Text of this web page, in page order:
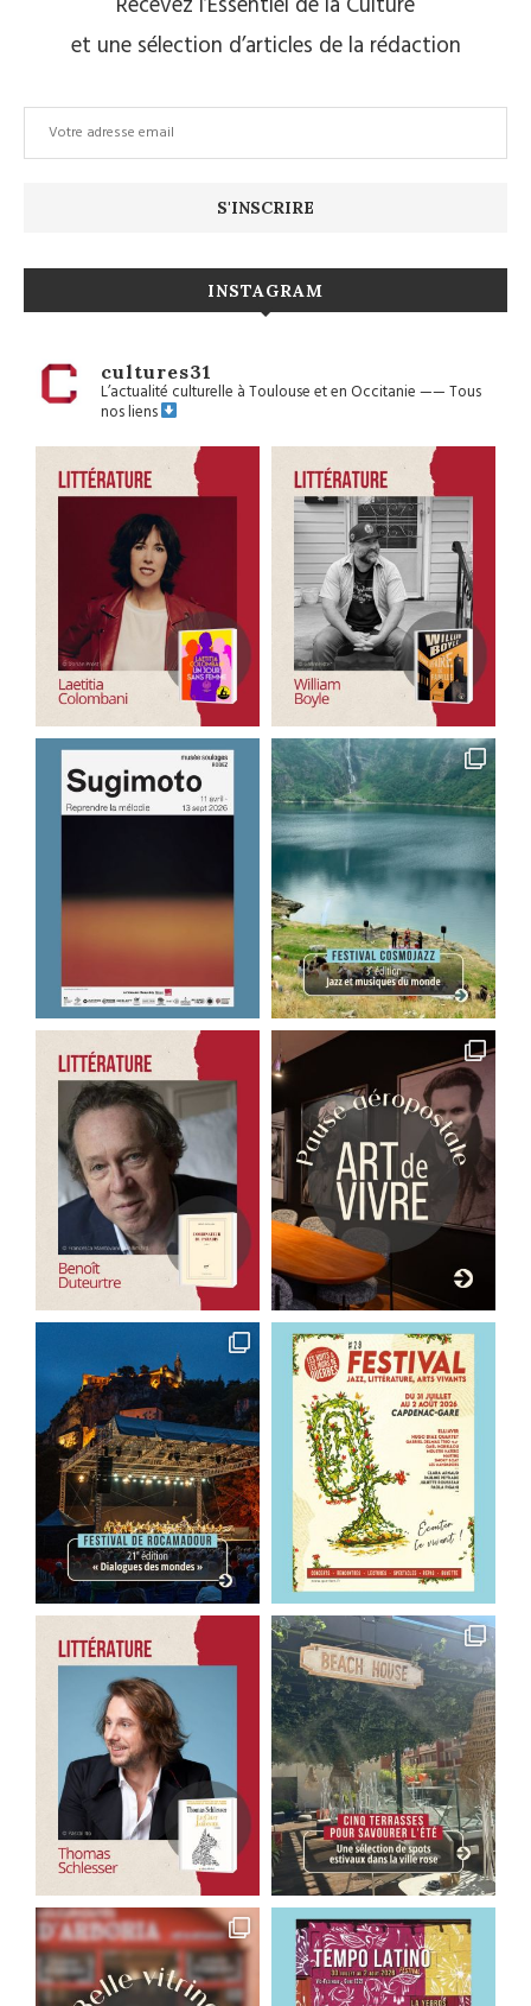
et une sélection d’articles de la rédaction
INSTAGRAM
cultures31
L’actualité culturelle à Toulouse et en Occitanie——Tous
nos liens